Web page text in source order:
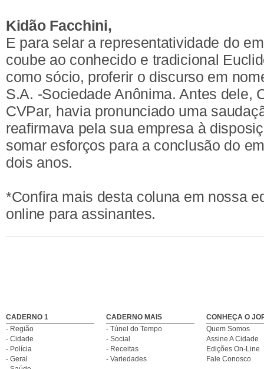
Kidão Facchini,
E para selar a representatividade do
coube ao conhecido e tradicional
como sócio, proferir o discurso em
S.A. -Sociedade Anônima. Antes dele,
CVPar, havia pronunciado uma
reafirmava pela sua empresa à
somar esforços para a conclusão do
dois anos.
*Confira mais desta coluna em nossa
online para assinantes.
CADERNO 1
- Região
- Cidade
- Polícia
- Geral
CADERNO MAIS
- Túnel do Tempo
- Social
- Receitas
- Variedades
CONHEÇA O
Quem Somos
Assine A Cidade
Edições On-Line
Fale Conosco